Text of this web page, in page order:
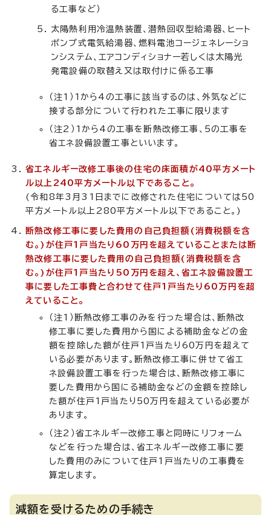
る工事など）
太陽熱利用冷温熱装置、潜熱回収型給湯器、ヒート
ポンプ式電気給湯器、燃料電池コージェネレーショ
ンシステム、エアコンディショナー若しくは太陽光
発電設備の取替え又は取付けに係る工事
（注1）1から4の工事に該当するのは、外気などに
接する部分について行われた工事に限ります
（注2）1から4の工事を断熱改修工事、5の工事を
省エネ設備設置工事といいます。
省エネルギー改修工事後の住宅の床面積が40平方メート
ル以上240平方メートル以下であること。
(令和8年3月31日までに改修された住宅については50
平方メートル以上280平方メートル以下であること。)
断熱改修工事に要した費用の自己負担額(消費税額を含
む。)が住戸1戸当たり60万円を超えていることまたは断
熱改修工事に要した費用の自己負担額(消費税額を含
む。)が住戸1戸当たり50万円を超え、省エネ設備設置工
事に要した工事費と合わせて住戸1戸当たり60万円を超
えていること。
（注1）断熱改修工事のみを行った場合は、断熱改
修工事に要した費用から国による補助金などの金
額を控除した額が住戸1戸当たり60万円を超えて
いる必要があります。断熱改修工事に併せて省エ
ネ設備設置工事を行った場合は、断熱改修工事に
要した費用から国にる補助金などの金額を控除し
た額が住戸1戸当たり50万円を超えている必要が
あります。
（注2）省エネルギー改修工事と同時にリフォーム
などを行った場合は、省エネルギー改修工事に要
した費用のみについて住戸1戸当たりの工事費を
算定します。
減額を受けるための手続き